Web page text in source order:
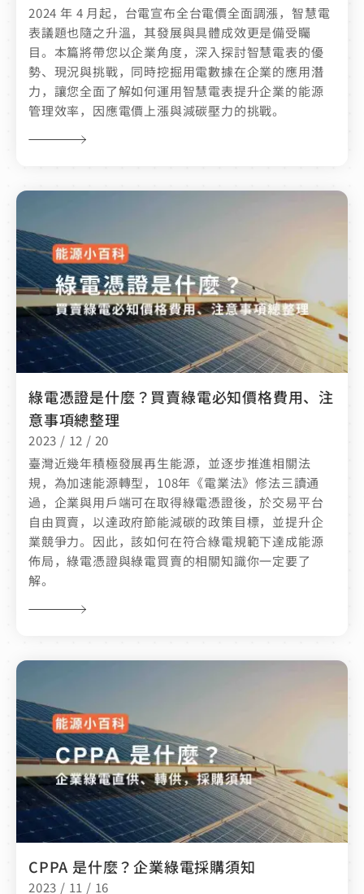
2024 年 4 月起，台電宣布全台電價全面調漲，智慧電
表議題也隨之升溫，其發展與具體成效更是備受矚
目。本篇將帶您以企業角度，深入探討智慧電表的優
勢、現況與挑戰，同時挖掘用電數據在企業的應用潛
力，讓您全面了解如何運用智慧電表提升企業的能源
管理效率，因應電價上漲與減碳壓力的挑戰。
綠電憑證是什麼？買賣綠電必知價格費用、注
意事項總整理
2023 / 12 / 20
臺灣近幾年積極發展再生能源，並逐步推進相關法
規，為加速能源轉型，108年《電業法》修法三讀通
過，企業與用戶端可在取得綠電憑證後，於交易平台
自由買賣，以達政府節能減碳的政策目標，並提升企
業競爭力。因此，該如何在符合綠電規範下達成能源
佈局，綠電憑證與綠電買賣的相關知識你一定要了
解。
CPPA 是什麼？企業綠電採購須知
2023 / 11 / 16